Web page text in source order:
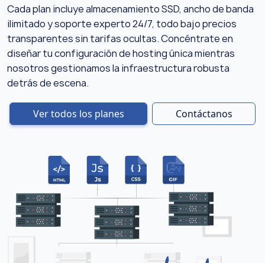
Cada plan incluye almacenamiento SSD, ancho de banda
ilimitado y soporte experto 24/7, todo bajo precios
transparentes sin tarifas ocultas. Concéntrate en
diseñar tu configuración de hosting única mientras
nosotros gestionamos la infraestructura robusta
detrás de escena.
Ver todos los planes Contáctanos